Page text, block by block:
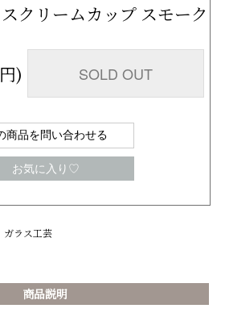
クリームカップ スモーク
) SOLD OUT
商品を問い合わせる
お気に入り♡
ガラス工芸
商品説明